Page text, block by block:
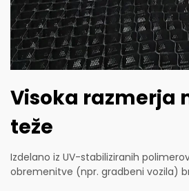
Visoka razmerja
teže
Izdelano iz UV-stabiliziranih
obremenitve (npr. gradbeni vozila)